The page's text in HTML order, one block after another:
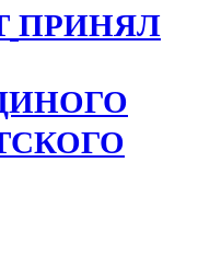
ПРИНЯЛ